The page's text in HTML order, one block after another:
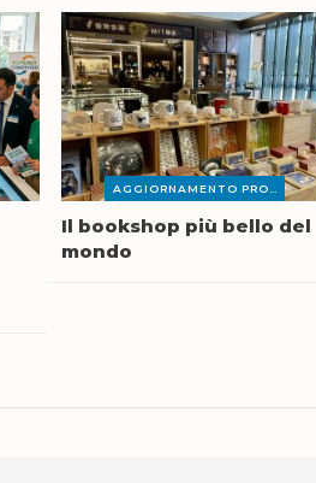
Il bookshop più bello del
mondo